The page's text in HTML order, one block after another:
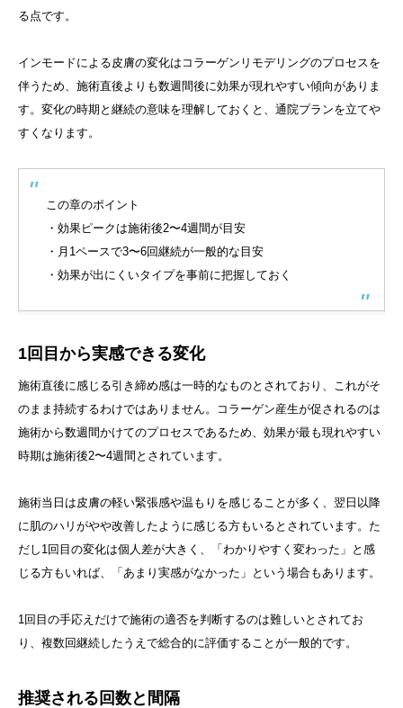
る点です。
インモードによる皮膚の変化はコラーゲンリモデリングのプロセスを
伴うため、施術直後よりも数週間後に効果が現れやすい傾向がありま
す。変化の時期と継続の意味を理解しておくと、通院プランを立てや
すくなります。
この章のポイント
・効果ピークは施術後2〜4週間が目安
・月1ペースで3〜6回継続が一般的な目安
・効果が出にくいタイプを事前に把握しておく
1回目から実感できる変化
施術直後に感じる引き締め感は一時的なものとされており、これがそ
のまま持続するわけではありません。コラーゲン産生が促されるのは
施術から数週間かけてのプロセスであるため、効果が最も現れやすい
時期は施術後2〜4週間とされています。
施術当日は皮膚の軽い緊張感や温もりを感じることが多く、翌日以降
に肌のハリがやや改善したように感じる方もいるとされています。た
だし1回目の変化は個人差が大きく、「わかりやすく変わった」と感
じる方もいれば、「あまり実感がなかった」という場合もあります。
1回目の手応えだけで施術の適否を判断するのは難しいとされてお
り、複数回継続したうえで総合的に評価することが一般的です。
推奨される回数と間隔